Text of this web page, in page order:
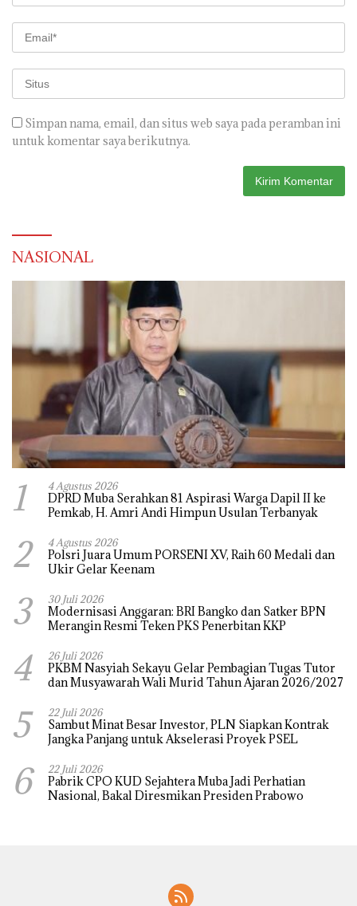
Simpan nama, email, dan situs web saya pada peramban ini
untuk komentar saya berikutnya.
NASIONAL
1 4 Agustus 2026
DPRD Muba Serahkan 81 Aspirasi Warga Dapil II ke
Pemkab, H. Amri Andi Himpun Usulan Terbanyak
2 4 Agustus 2026
Polsri Juara Umum PORSENI XV, Raih 60 Medali dan
Ukir Gelar Keenam
3 30 Juli 2026
Modernisasi Anggaran: BRI Bangko dan Satker BPN
Merangin Resmi Teken PKS Penerbitan KKP
4 26 Juli 2026
PKBM Nasyiah Sekayu Gelar Pembagian Tugas Tutor
dan Musyawarah Wali Murid Tahun Ajaran 2026/2027
5 22 Juli 2026
Sambut Minat Besar Investor, PLN Siapkan Kontrak
Jangka Panjang untuk Akselerasi Proyek PSEL
6 22 Juli 2026
Pabrik CPO KUD Sejahtera Muba Jadi Perhatian
Nasional, Bakal Diresmikan Presiden Prabowo